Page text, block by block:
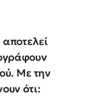
Με την
ότι: